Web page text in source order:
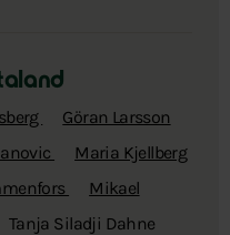
Göran Larsson
Maria Kjellberg
Mikael
Tanja Siladji Dahne